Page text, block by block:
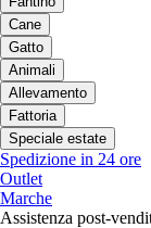
Cane
Gatto
Animali
Allevamento
Fattoria
Speciale estate
Spedizione in 24 ore
Outlet
Marche
Assistenza post-